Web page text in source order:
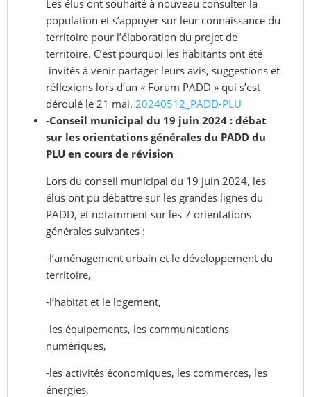
Les élus ont souhaité à nouveau consulter la
population et s’appuyer sur leur connaissance du
territoire pour l’élaboration du projet de
territoire. C’est pourquoi les habitants ont été
invités à venir partager leurs avis, suggestions et
réflexions lors d’un « Forum PADD » qui s’est
déroulé le 21 mai. 20240512_PADD-PLU
-Conseil municipal du 19 juin 2024 : débat
sur les orientations générales du PADD du
PLU en cours de révision
Lors du conseil municipal du 19 juin 2024, les
élus ont pu débattre sur les grandes lignes du
PADD, et notamment sur les 7 orientations
générales suivantes :
-l’aménagement urbain et le développement du
territoire,
-l’habitat et le logement,
-les équipements, les communications
numériques,
-les activités économiques, les commerces, les
énergies,